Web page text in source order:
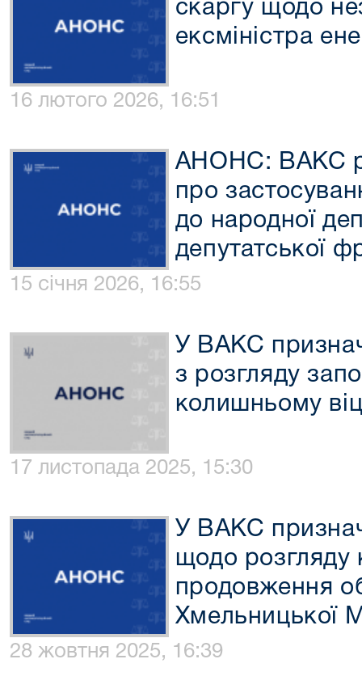
скаргу щодо
ексміністра
16 лютого 2026, 16:51
АНОНС: ВАКС
про
до народної
депутатської
15 січня 2026, 16:55
У ВАКС
з розгляду
колишньому
17 листопада 2025, 15:30
У ВАКС
щодо розгляду
продовження
Хмельницької
28 жовтня 2025, 16:39